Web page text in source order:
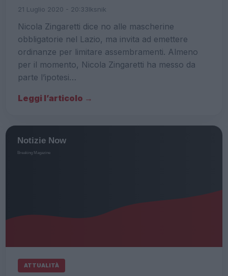
21 Luglio 2020 - 20:33Iksnik
Nicola Zingaretti dice no alle mascherine
obbligatorie nel Lazio, ma invita ad emettere
ordinanze per limitare assembramenti. Almeno
per il momento, Nicola Zingaretti ha messo da
parte l’ipotesi…
Leggi l’articolo →
ATTUALITÀ